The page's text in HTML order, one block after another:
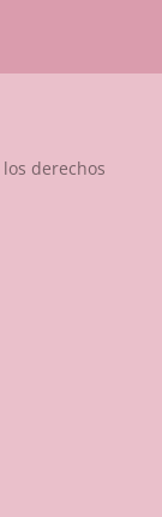
derechos